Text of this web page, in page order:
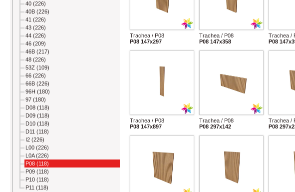
40 (226)
40B (226)
41 (226)
43 (226)
44 (226)
46 (209)
46B (217)
48 (226)
53Z (109)
66 (226)
66B (226)
96H (180)
97 (180)
D08 (118)
D09 (118)
D10 (118)
D11 (118)
I2 (226)
L00 (226)
L0A (226)
P08 (118)
P09 (118)
P10 (118)
P11 (118)
Trachea / P08
P08 147x297
Trachea / P08
P08 147x358
Trachea /
P08
Trachea / P08
P08 147x897
Trachea / P08
P08 297x142
Trachea /
P08